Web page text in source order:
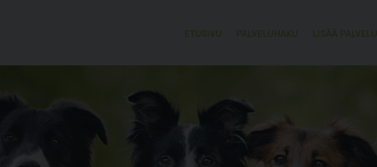
ETUSIVU PALVELUHAKU LISÄÄ PALVELU